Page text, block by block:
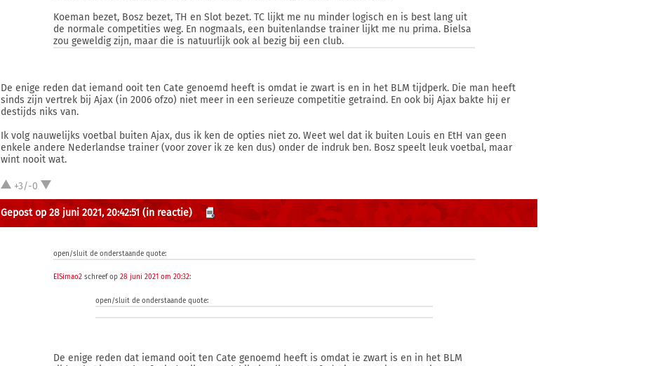
Koeman bezet, Bosz bezet, TH en Slot bezet. TC lijkt me nu minder logisch en is best lang uit
de normale competities weg. En nogmaals, een buitenlandse trainer lijkt me nu prima. Bielsa
zou geweldig zijn, maar die is natuurlijk ook al bezig bij een club.
De enige reden dat iemand ooit ten Cate genoemd heeft is omdat ie zwart is en in het BLM tijdperk. Die man heeft
sinds zijn vertrek bij Ajax (in 2006 ofzo) niet meer in een serieuze competitie getraind. En ook bij Ajax bakte hij er
destijds niks van.
Ik volg nauwelijks voetbal buiten Ajax, dus ik ken de opties niet zo. Weet wel dat ik buiten Louis en EtH van geen
enkele andere Nederlandse trainer (voor zover ik ze ken dus) onder de indruk ben. Bosz speelt leuk voetbal, maar
wint nooit wat.
+3/-0
Gepost op 28 juni 2021, 20:42:51 (in reactie)
open/sluit de onderstaande quote:
ElSimao2 schreef op28 juni 2021 om 20:32:
open/sluit de onderstaande quote:
De enige reden dat iemand ooit ten Cate genoemd heeft is omdat ie zwart is en in het BLM